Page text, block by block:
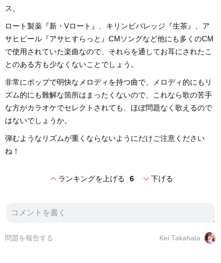
ス。
ロート製薬『新・Vロート』、キリンビバレッジ『生茶』、ア
サヒビール『アサヒすらっと』CMソングなど他にも多くのCM
で使用されていた楽曲なので、それらを通してお耳にされたこ
とのある方も少なくないことでしょう。
非常にポップで明快なメロディを持つ曲で、メロディ的にもリ
ズム的にも難解な箇所はまったくないので、これなら歌の苦手
な方がカラオケでセレクトされても、ほぼ問題なく歌えるので
はないでしょうか。
弾むようなリズムが重くならないようにだけご注意ください
ね！
expand_lessランキングを上げる 6 expand_more下げる
Kei Takahata
問題を報告する